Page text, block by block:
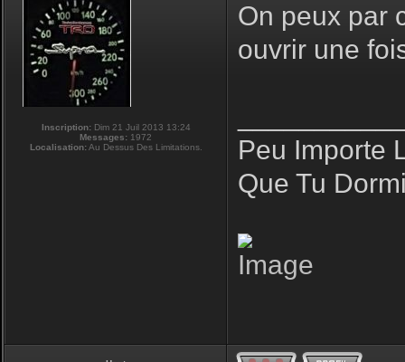
Inscription:Dim 21 Juil 2013 13:24
Messages: 1972
Localisation:Au Dessus Des Limitations.
On peux par
ouvrir une
Peu Importe
Que Tu